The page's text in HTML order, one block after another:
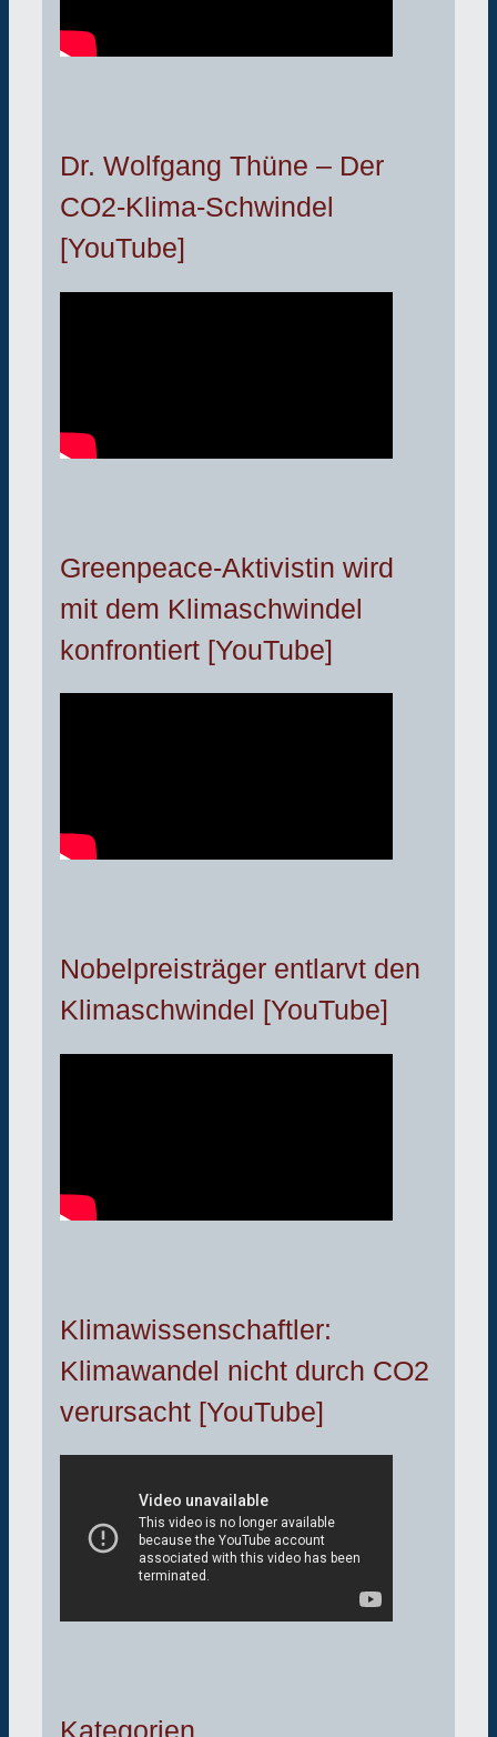
Dr. Wolfgang Thüne – Der
CO2-Klima-Schwindel
[YouTube]
Greenpeace-Aktivistin wird
mit dem Klimaschwindel
konfrontiert [YouTube]
Nobelpreisträger entlarvt den
Klimaschwindel [YouTube]
Klimawissenschaftler:
Klimawandel nicht durch CO2
verursacht [YouTube]
Kategorien